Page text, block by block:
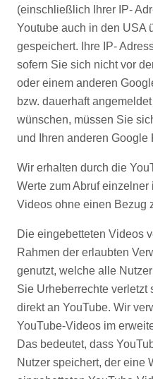
(einschließlich Ihrer IP-
Youtube auch in den USA
gespeichert. Ihre IP-
sofern Sie sich nicht vor
oder einem anderen
bzw. dauerhaft
wünschen, müssen Sie
und Ihren anderen Google
Wir erhalten durch die
Werte zum Abruf
Videos ohne einen Bezug
Die eingebetteten Videos
Rahmen der erlaubten
genutzt, welche alle
Sie Urheberrechte verletzt
direkt an YouTube. Wir
YouTube-Videos im
Das bedeutet, dass
Nutzer speichert, der eine